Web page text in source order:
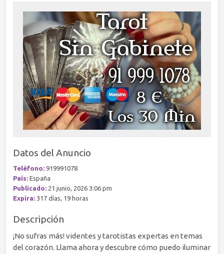
Datos del Anuncio
Teléfono: 919991078
País: España
Publicado: 21 junio, 2026 3:06 pm
Expira: 317 días, 19 horas
Descripción
¡No sufras más! videntes y tarotistas expertas en temas
del corazón. Llama ahora y descubre cómo puedo iluminar